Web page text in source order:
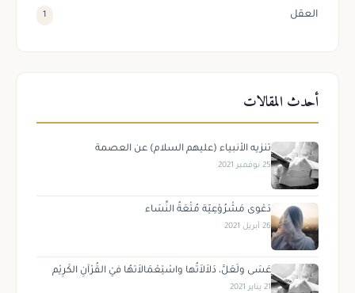
العقل 1
أحدث المقالات
تنزيه الأنبياء (عليهم السلام) عن العصمة
25 نوفمبر 2021
دَعْوى مَشْرُوْعِيّة مُتْعَةُ النِّسَاء
26 أبريل 2021
عَسَى ولَعَلَّ، دَلاَلاَتُها واسْتِعْمَالاَتهُا فيْ القُرْآنِ الكَرِيْم
21 يناير 2021